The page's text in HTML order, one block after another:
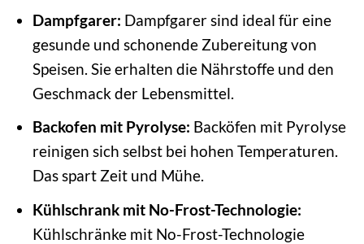
Dampfgarer: Dampfgarer sind ideal für eine
gesunde und schonende Zubereitung von
Speisen. Sie erhalten die Nährstoffe und den
Geschmack der Lebensmittel.
Backofen mit Pyrolyse: Backöfen mit Pyrolyse
reinigen sich selbst bei hohen Temperaturen.
Das spart Zeit und Mühe.
Kühlschrank mit No-Frost-Technologie:
Kühlschränke mit No-Frost-Technologie